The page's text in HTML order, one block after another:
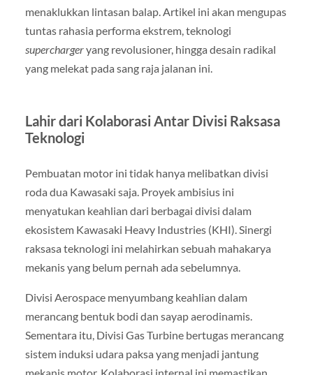
menaklukkan lintasan balap. Artikel ini akan mengupas
tuntas rahasia performa ekstrem, teknologi
superchargeryang revolusioner, hingga desain radikal
yang melekat pada sang raja jalanan ini.
Lahir dari Kolaborasi Antar Divisi Raksasa
Teknologi
Pembuatan motor ini tidak hanya melibatkan divisi
roda dua Kawasaki saja. Proyek ambisius ini
menyatukan keahlian dari berbagai divisi dalam
ekosistem Kawasaki Heavy Industries (KHI). Sinergi
raksasa teknologi ini melahirkan sebuah mahakarya
mekanis yang belum pernah ada sebelumnya.
Divisi Aerospace menyumbang keahlian dalam
merancang bentuk bodi dan sayap aerodinamis.
Sementara itu, Divisi Gas Turbine bertugas merancang
sistem induksi udara paksa yang menjadi jantung